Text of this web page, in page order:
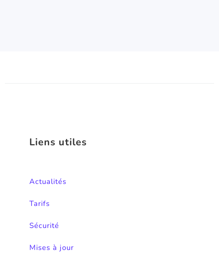
Liens utiles
Actualités
Tarifs
Sécurité
Mises à jour